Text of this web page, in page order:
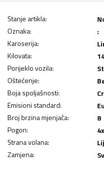
Stanje artikla:
Oznaka:
:
Karoserija:
Kilovata:
Porijeklo vozila:
Oštećenje:
Boja spoljašnosti:
Emisioni standard:
Broj brzina mjenjača:
8
Pogon:
Strana volana:
Zamjena: